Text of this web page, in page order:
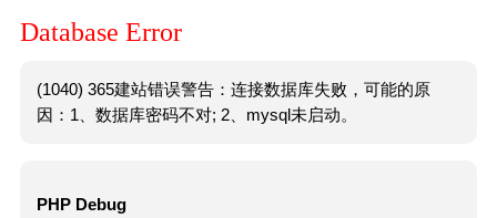
Database Error
(1040) 365建站错误警告：连接数据库失败，可能的原
因：1、数据库密码不对; 2、mysql未启动。
PHP Debug